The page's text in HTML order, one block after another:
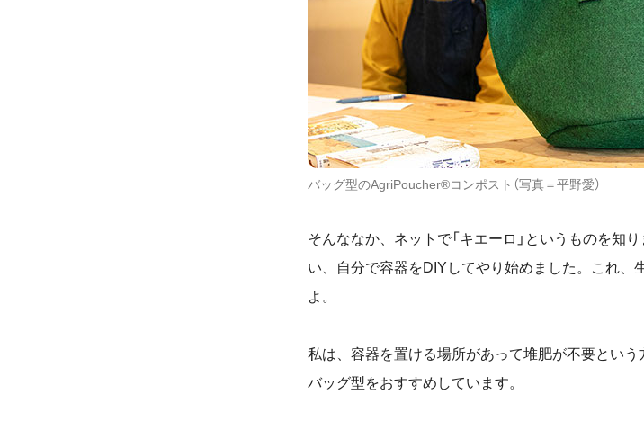
バッグ型のAgriPoucher®コンポスト（写真＝平野愛）
そんななか、ネットで「キエーロ」というものを知
い、自分で容器をDIY してやり始めました。これ、
よ。
私は、容器を置ける場所があって堆肥が不要という
バッグ型をおすすめしています。